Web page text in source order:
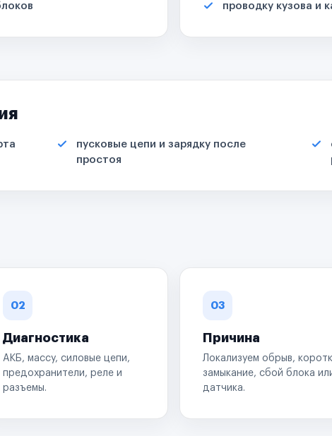
проводку кузова и
пусковые цепи и зарядку после
простоя
02
Диагностика
АКБ, массу, силовые цепи,
предохранители, реле и
разъемы.
03
Причина
Локализуем обрыв,
замыкание, сбой блока
датчика.